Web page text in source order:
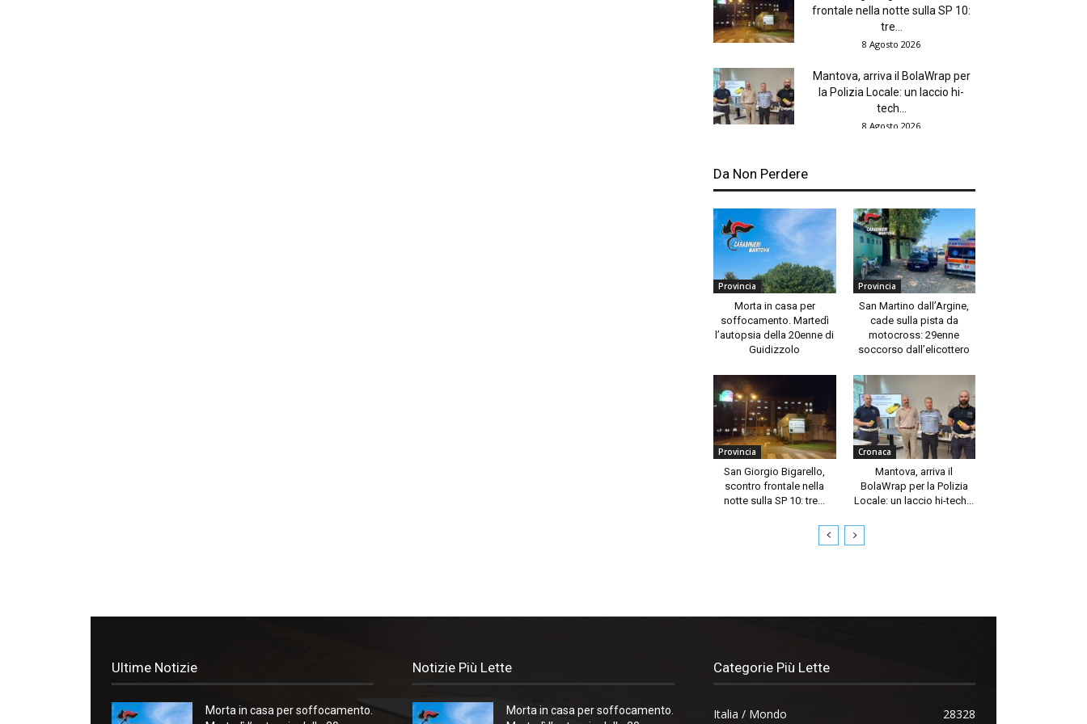
frontale nella notte sulla SP 10:
tre...
8 Agosto 2026
Mantova, arriva il BolaWrap per
la Polizia Locale: un laccio hi-
tech...
8 Agosto 2026
Da Non Perdere
Provincia
Morta in casa per
soffocamento. Martedì
l’autopsia della 20enne di
Guidizzolo
Provincia
San Martino dall’Argine,
cade sulla pista da
motocross: 29enne
soccorso dall’elicottero
Provincia
San Giorgio Bigarello,
scontro frontale nella
notte sulla SP 10: tre...
Cronaca
Mantova, arriva il
BolaWrap per la Polizia
Locale: un laccio hi-tech...
Ultime Notizie
Morta in casa per soffocamento.
Notizie Più Lette
Morta in casa per soffocamento.
Categorie Più Lette
Italia / Mondo 28328